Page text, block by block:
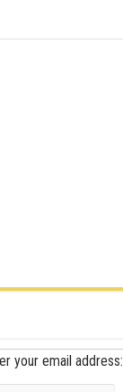
your email address: